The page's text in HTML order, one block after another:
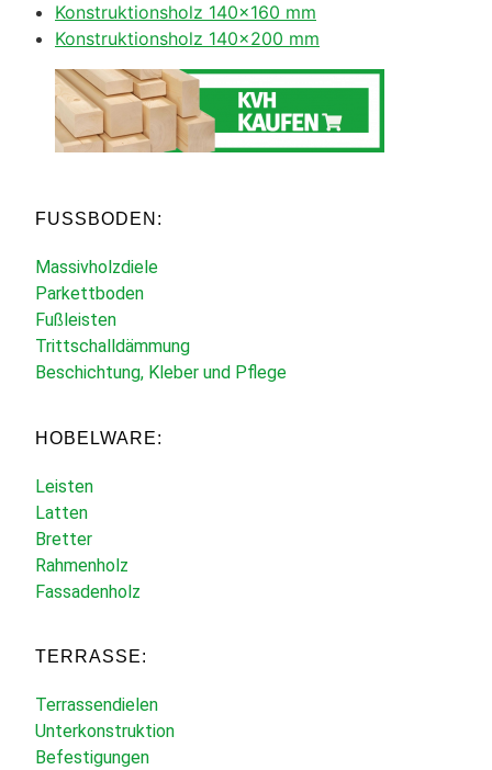
Konstruktionsholz 140×160 mm
Konstruktionsholz 140×200 mm
FUSSBODEN:
Massivholzdiele
Parkettboden
Fußleisten
Trittschalldämmung
Beschichtung, Kleber und Pflege
HOBELWARE:
Leisten
Latten
Bretter
Rahmenholz
Fassadenholz
TERRASSE:
Terrassendielen
Unterkonstruktion
Befestigungen